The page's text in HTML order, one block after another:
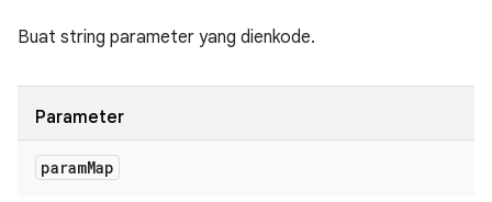
Buat string parameter yang dienkode.
Parameter
paramMap